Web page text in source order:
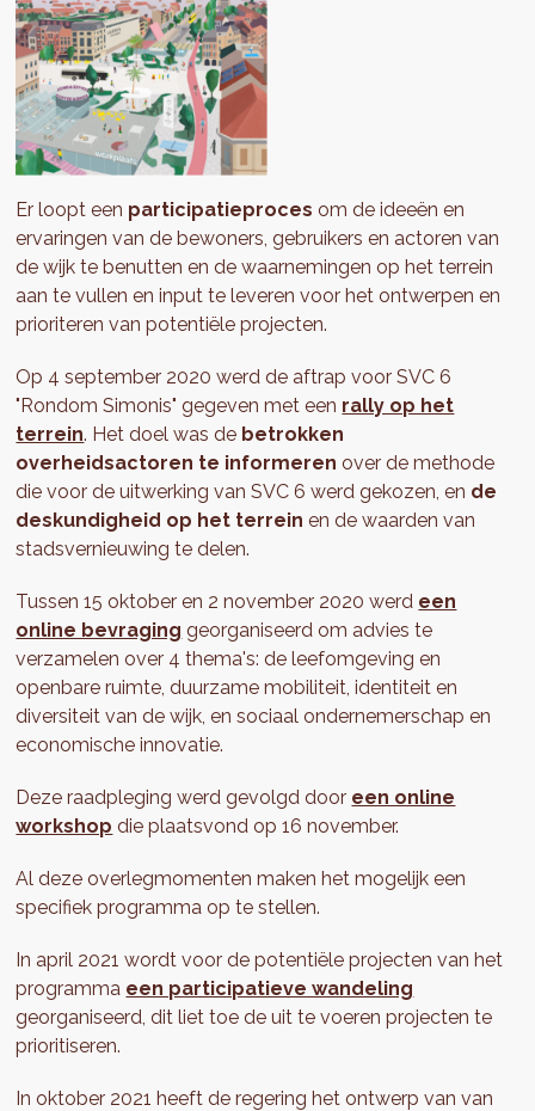
Er loopt een participatieproces om de ideeën en
ervaringen van de bewoners, gebruikers en actoren van
de wijk te benutten en de waarnemingen op het terrein
aan te vullen en input te leveren voor het ontwerpen en
prioriteren van potentiële projecten.
Op 4 september 2020 werd de aftrap voor SVC 6
"Rondom Simonis" gegeven met een rally op het
terrein. Het doel was de betrokken
overheidsactoren te informeren over de methode
die voor de uitwerking van SVC 6 werd gekozen, en de
deskundigheid op het terrein en de waarden van
stadsvernieuwing te delen.
Tussen 15 oktober en 2 november 2020 werd een
online bevraging georganiseerd om advies te
verzamelen over 4 thema's: de leefomgeving en
openbare ruimte, duurzame mobiliteit, identiteit en
diversiteit van de wijk, en sociaal ondernemerschap en
economische innovatie.
Deze raadpleging werd gevolgd door een online
workshop die plaatsvond op 16 november.
Al deze overlegmomenten maken het mogelijk een
specifiek programma op te stellen.
In april 2021 wordt voor de potentiële projecten van het
programma een participatieve wandeling
georganiseerd, dit liet toe de uit te voeren projecten te
prioritiseren.
In oktober 2021 heeft de regering het ontwerp van van